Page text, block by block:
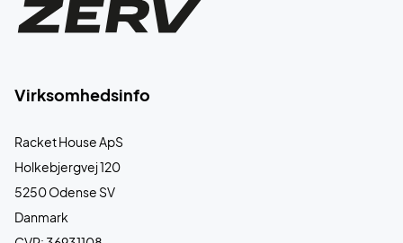
Virksomhedsinfo
Racket House ApS
Holkebjergvej 120
5250 Odense SV
Danmark